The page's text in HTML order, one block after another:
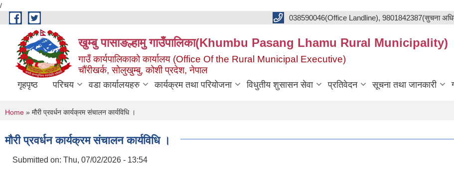
/
Skip to main content
038590046(Office Landline), 9801842387(सुचना
खुम्बु पासाङल्हामु गाउँपालिका(Khumbu Pasang Lhamu Rural Municipality)
गाउँ कार्यपालिकाको कार्यालय (Office Of the Rural Municipal Executive)
चौंरीखर्क, सोलुखुम्बु, कोशी प्रदेश, नेपाल
गृहपृष्ठ परिचय वडा कार्यालयहरु कार्यक्रम तथा परियोजना विधुतीय शुसासन सेवा प्रतिवेदन सूचना तथा जानकारी
You are here
Home » मौरी प्रवर्धन कार्यक्रम संचालन कार्यविधि ।
मौरी प्रवर्धन कार्यक्रम संचालन कार्यविधि ।
Submitted on: Thu, 07/02/2026 - 13:54